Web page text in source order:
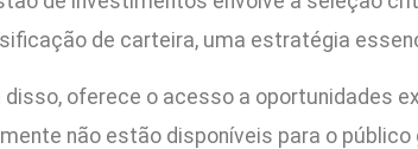
de carteira, uma estratégia
disso, oferece o acesso a oportunidades
não estão disponíveis para o